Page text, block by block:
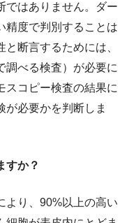
ではありません。ダー
精度で判別することは
断言するためには、
調べる検査）が必要に
スコピー検査の結果に
が必要かを判断しま
すか？
より、90%以上の高い